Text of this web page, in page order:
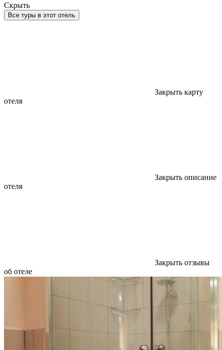
Скрыть
Все туры в этот отель
Закрыть карту
отеля
Закрыть описание
отеля
Закрыть отзывы
об отеле